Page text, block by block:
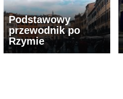
Podstawowy
przewodnik po
Rzymie